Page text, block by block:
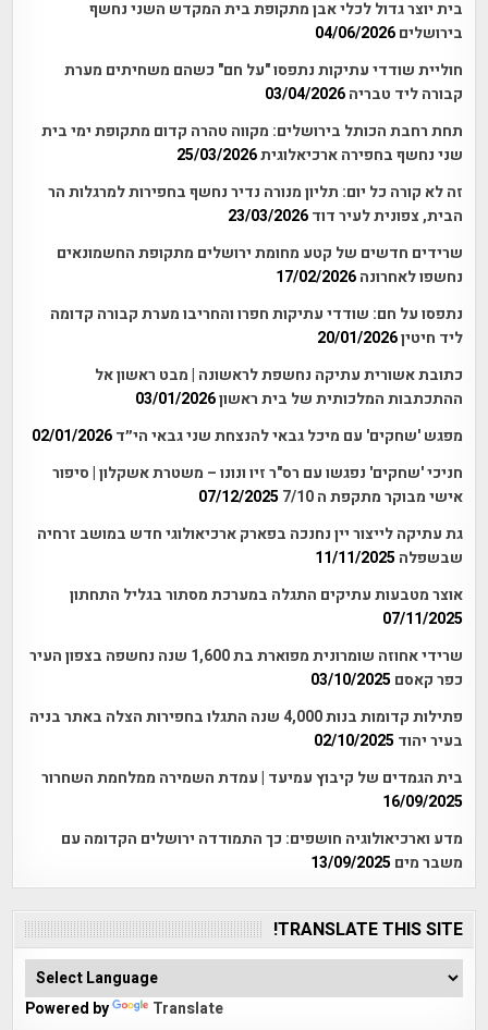
בית יוצר גדול לכלי אבן מתקופת בית המקדש השני נחשף
בירושלים 04/06/2026
חוליית שודדי עתיקות נתפסו "על חם" כשהם משחיתים מערת
קבורה ליד טבריה 03/04/2026
תחת רחבת הכותל בירושלים: מקווה טהרה קדום מתקופת ימי בית
שני נחשף בחפירה ארכיאלוגית25/03/2026
זה לא קורה כל יום: תליון מנורה נדיר נחשף בחפירות למרגלות הר
הבית, צפונית לעיר דוד 23/03/2026
שרידים חדשים של קטע מחומת ירושלים מתקופת החשמונאים
נחשפו לאחרונה 17/02/2026
נתפסו על חם: שודדי עתיקות חפרו והחריבו מערת קבורה קדומה
ליד חיטין20/01/2026
כתובת אשורית עתיקה נחשפת לראשונה | מבט ראשון אל
ההתכתבות המלכותית של בית ראשון03/01/2026
מפגש 'שחקים' עם מיכל גבאי להנצחת שני גבאי הי״ד 02/01/2026
חניכי 'שחקים' נפגשו עם רס"ר זיו ונונו – משטרת אשקלון | סיפור
אישי מבוקר מתקפת ה 7/10
07/12/2025
גת עתיקה לייצור יין נחנכה בפארק ארכיאולוגי חדש במושב זרחיה
שבשפלה 11/11/2025
אוצר מטבעות עתיקים התגלה במערכת מסתור בגליל התחתון
07/11/2025
שרידי אחוזה שומרונית מפוארת בת 1,600 שנה נחשפה בצפון העיר
כפר קאסם 03/10/2025
פתילות קדומות בנות 4,000 שנה התגלו בחפירות הצלה באתר בניה
בעיר יהוד 02/10/2025
בית הגמדים של קיבוץ עמיעד | עמדת השמירה ממלחמת השחרור
16/09/2025
מדע וארכיאולוגיה חושפים: כך התמודדה ירושלים הקדומה עם
משבר מים 13/09/2025
TRANSLATE THIS SITE!
Powered by Translate